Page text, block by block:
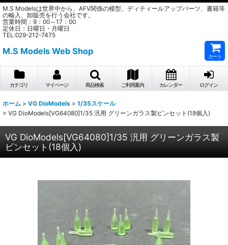
M.S Modelsは世界中から、AFV関係の模型、ディティールアップパーツ、書籍等
の輸入、卸販売を行う会社です。
営業時間：9：00～17：00
定休日：日曜日・月曜日
TEL:029-212-7475
M.S Models Web Shop
カート
カテゴリ マイページ 商品検索 ご利用案内 カレンダー ログイン
ホーム > VG DioModels > 1/35スケール
> VG DioModels[VG64080]1/35 汎用 グリーンガラス製ビンセット(18個入)
VG DioModels[VG64080]1/35 汎用 グリーンガラス製
ビンセット(18個入)